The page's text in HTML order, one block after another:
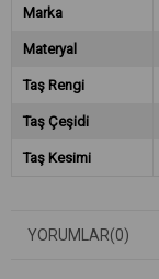
Marka
Materyal
Taş Rengi
Taş Çeşidi
Taş Kesimi
YORUMLAR(0)